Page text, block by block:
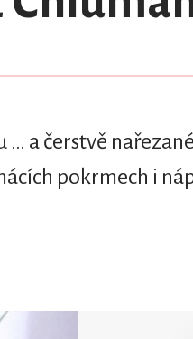
… a čerstvě
pokrmech i